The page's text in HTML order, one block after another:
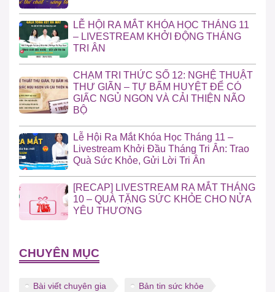
LỄ HỘI RA MẮT KHÓA HỌC THÁNG 11
– LIVESTREAM KHỞI ĐỘNG THÁNG
TRI ÂN
CHẠM TRI THỨC SỐ 12: NGHỆ THUẬT
THƯ GIÃN – TỰ BẤM HUYỆT ĐỂ CÓ
GIẤC NGỦ NGON VÀ CẢI THIỆN NÃO
BỘ
Lễ Hội Ra Mắt Khóa Học Tháng 11 –
Livestream Khởi Đầu Tháng Tri Ân: Trao
Quà Sức Khỏe, Gửi Lời Tri Ân
[RECAP] LIVESTREAM RA MẮT THÁNG
10 – QUÀ TẶNG SỨC KHỎE CHO NỬA
YÊU THƯƠNG
CHUYÊN MỤC
Bài viết chuyên gia Bản tin sức khỏe